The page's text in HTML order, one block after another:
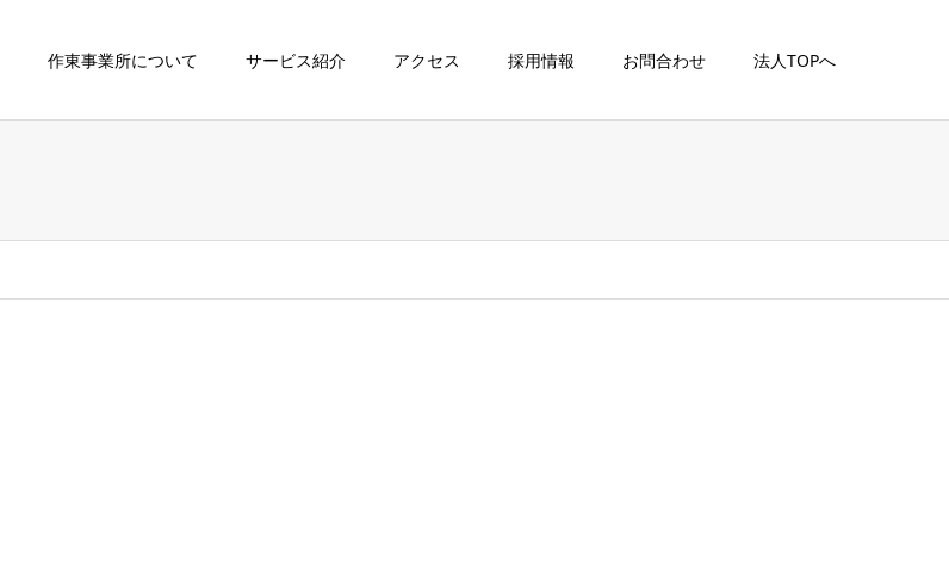
作東事業所について サービス紹介 アクセス 採用情報 お問合わせ 法人TOPへ